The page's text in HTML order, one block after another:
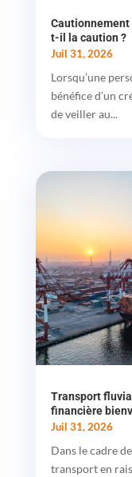
Cautionnement
t-il la caution ?
Juil 31, 2026
Lorsqu’une
bénéfice d’un
de veiller au...
Transport
financière
Juil 31, 2026
Dans le cadre
transport en